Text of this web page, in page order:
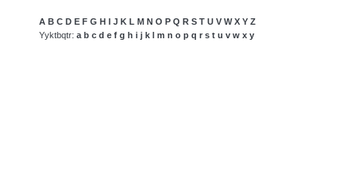
A B C D E F G H I J K L M N O P Q R S T U V W X Y Z
Yyktbqtr: a b c d e f g h i j k l m n o p q r s t u v w x y